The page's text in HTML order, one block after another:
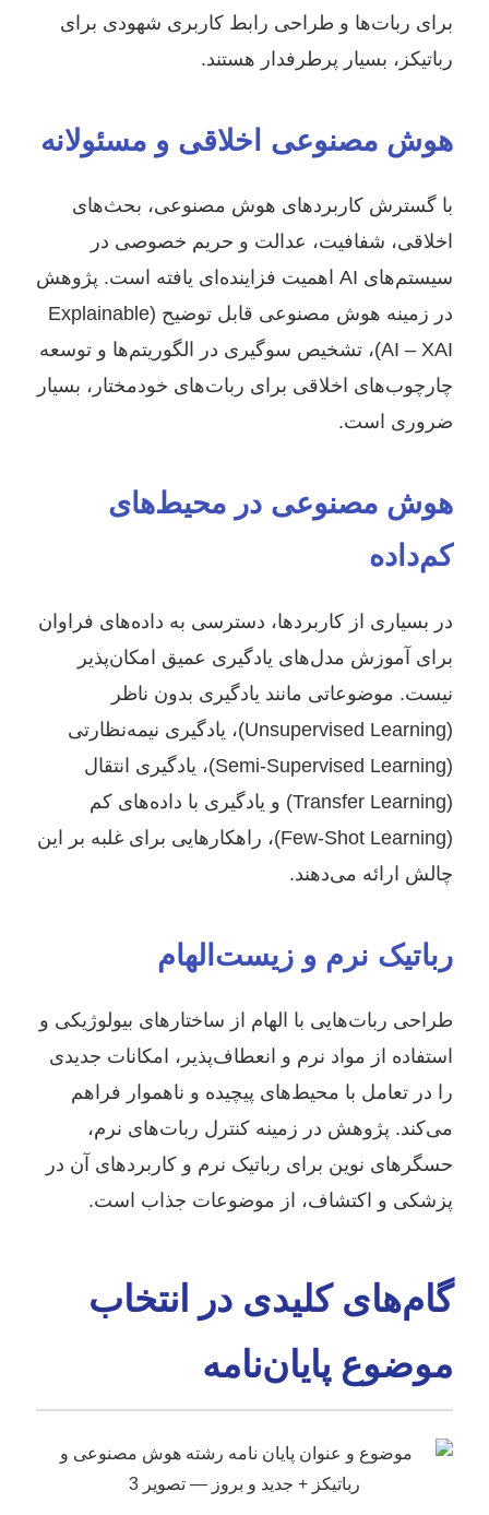
برای ربات‌ها و طراحی رابط کاربری شهودی برای
رباتیکز، بسیار پرطرفدار هستند.
هوش مصنوعی اخلاقی و مسئولانه
با گسترش کاربردهای هوش مصنوعی، بحث‌های
اخلاقی، شفافیت، عدالت و حریم خصوصی در
سیستم‌های AI اهمیت فزاینده‌ای یافته است. پژوهش
در زمینه هوش مصنوعی قابل توضیح (Explainable
AI – XAI)، تشخیص سوگیری در الگوریتم‌ها و توسعه
چارچوب‌های اخلاقی برای ربات‌های خودمختار، بسیار
ضروری است.
هوش مصنوعی در محیط‌های
کم‌داده
در بسیاری از کاربردها، دسترسی به داده‌های فراوان
برای آموزش مدل‌های یادگیری عمیق امکان‌پذیر
نیست. موضوعاتی مانند یادگیری بدون ناظر
(Unsupervised Learning)، یادگیری نیمه‌نظارتی
(Semi-Supervised Learning)، یادگیری انتقال
(Transfer Learning) و یادگیری با داده‌های کم
(Few-Shot Learning)، راهکارهایی برای غلبه بر این
چالش ارائه می‌دهند.
رباتیک نرم و زیست‌الهام
طراحی ربات‌هایی با الهام از ساختارهای بیولوژیکی و
استفاده از مواد نرم و انعطاف‌پذیر، امکانات جدیدی
را در تعامل با محیط‌های پیچیده و ناهموار فراهم
می‌کند. پژوهش در زمینه کنترل ربات‌های نرم،
حسگرهای نوین برای رباتیک نرم و کاربردهای آن در
پزشکی و اکتشاف، از موضوعات جذاب است.
گام‌های کلیدی در انتخاب
موضوع پایان‌نامه